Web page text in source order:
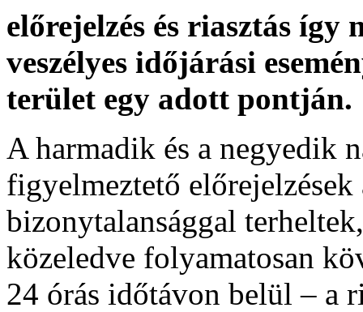
előrejelzés és riasztás
veszélyes időjárási
terület egy adott pontján.
A harmadik és a negyedik
figyelmeztető
bizonytalansággal
közeledve folyamatosan
24 órás időtávon belül – a